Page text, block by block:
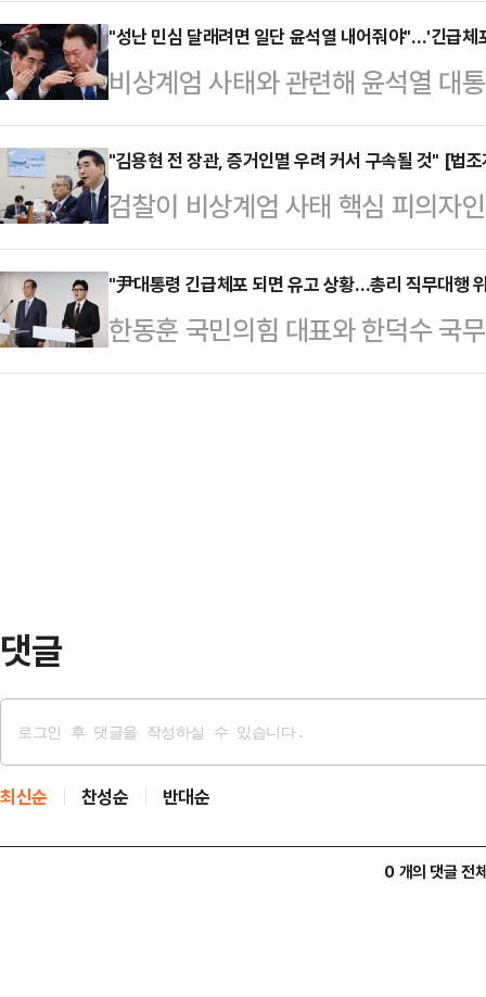
서도 직무를 볼 수 있고 아직 관련
수행이 불가능한 '사고'로 볼 수 없
대…
지까지 이뤄지면서 향후 긴급체포
특히 김용현 전 국방장관에 대한 구
강제수사 전망은 더욱 힘을 얻고 있
석 조사에 응할 것을 요청할 것으로
체포영장을 발부 받아 신병 확보에
계에서는 더불어…
"성난 민심 달래려면 일단 윤석열 내어줘야"…'긴급
비상계엄 사태와 관련해 윤석열 대
후 긴급체포 등 강제수사 가능성이
장관에 대한 구속 가능성이 높아지
욱 힘을 얻고 있다. 향후 수사기관
요청할 것으로 예상되며, 윤 대통령
아 신병 확보에 나설 것이라는 게
주당이 성난 민심을 이용해 '이재명
에서 '대통령 긴급체포…
"김용현 전 장관, 증거인멸 우려 커서 구속될 것" [법
검찰이 비상계엄 사태 핵심 피의자
일 밤 내란죄, 직권남용 혐의로 구
사 직전 휴대전화를 교체하고 텔레
하고 다른 공범들과 '말 맞추기' 우
망했다.9일 법조계에 따르면 검찰
"尹대통령 긴급체포 되면 유고 상황…총리 직무대행
한동훈 국민의힘 대표와 한덕수 국
으로 당정이 윤석열 대통령에게 권
댓글
최신순 찬성순 반대순
0 개의 댓글 전